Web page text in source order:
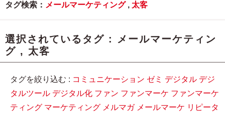
タグ検索： メールマーケティング, 太客
選択されているタグ :
メールマーケティン
グ , 太客
タグを絞り込む : コミュニケーション ゼミ デジタル デジ
タルツール デジタル化 ファン ファンマーケ ファンマーケ
ティング マーケティング メルマガ メールマーケ リピータ